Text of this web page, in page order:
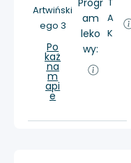
Artwiński
ego 3
Po
każ
na
m
api
e
Progr
am
leko
wy:
A
K